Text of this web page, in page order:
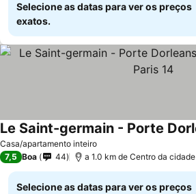
Selecione as datas para ver os preços
exatos.
Casa/apartamento inteiro
7,5 Boa 44 a 1.0 km de Centro da cidade
Selecione as datas para ver os preços